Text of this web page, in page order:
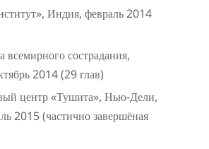
Индия, февраль 2014
всемирного сострадания,
2014 (29 глав)
центр «Тушита», Нью-Дели,
2015 (частично завершёная